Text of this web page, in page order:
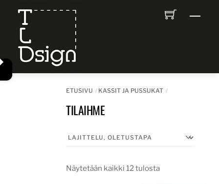
content
ETUSIVU KASSIT JA PUSSUKAT
TILAIHME
Näytetään kaikki 12 tulosta